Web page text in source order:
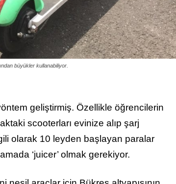
büyükler kullanabiliyor.
geliştirmiş. Özellikle öğrencilerin
scooterları evinize alıp şarj
olarak 10 leyden başlayan paralar
‘juicer’ olmak gerekiyor.